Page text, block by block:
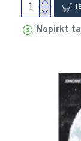
Nopirkt